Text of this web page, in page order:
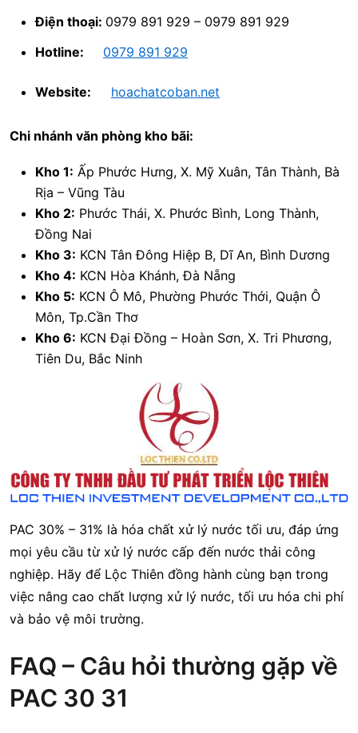
Điện thoại: 0979 891 929 – 0979 891 929
Hotline:
0979 891 929
Website: hoachatcoban.net
Chi nhánh văn phòng kho bãi:
Kho 1: Ấp Phước Hưng, X. Mỹ Xuân, Tân Thành, Bà
Rịa – Vũng Tàu
Kho 2: Phước Thái, X. Phước Bình, Long Thành,
Đồng Nai
Kho 3: KCN Tân Đông Hiệp B, Dĩ An, Bình Dương
Kho 4: KCN Hòa Khánh, Đà Nẵng
Kho 5: KCN Ô Mô, Phường Phước Thới, Quận Ô
Môn, Tp.Cần Thơ
Kho 6: KCN Đại Đồng – Hoàn Sơn, X. Tri Phương,
Tiên Du, Bắc Ninh
PAC 30% – 31% là hóa chất xử lý nước tối ưu, đáp ứng
mọi yêu cầu từ xử lý nước cấp đến nước thải công
nghiệp. Hãy để Lộc Thiên đồng hành cùng bạn trong
việc nâng cao chất lượng xử lý nước, tối ưu hóa chi phí
và bảo vệ môi trường.
FAQ – Câu hỏi thường gặp về
PAC 30 31